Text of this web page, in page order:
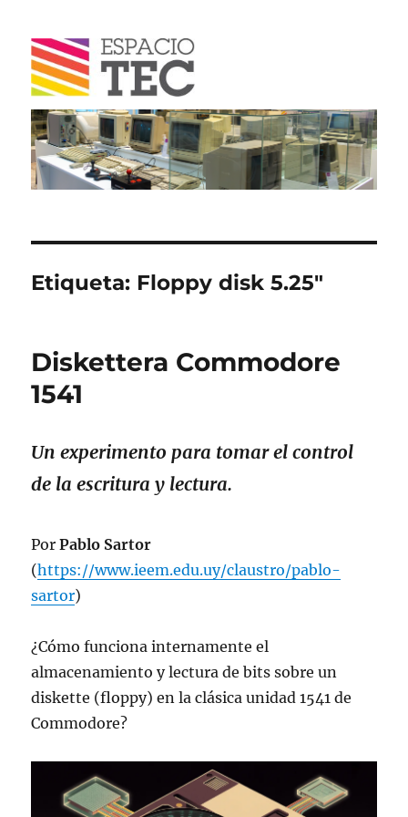
Blog
Etiqueta: Floppy disk 5.25″
Diskettera Commodore
1541
Un experimento para tomar el control
de la escritura y lectura.
PorPablo Sartor
(https://www.ieem.edu.uy/claustro/pablo-
sartor)
¿Cómo funciona internamente el
almacenamiento y lectura de bits sobre un
diskette (floppy) en la clásica unidad 1541 de
Commodore?